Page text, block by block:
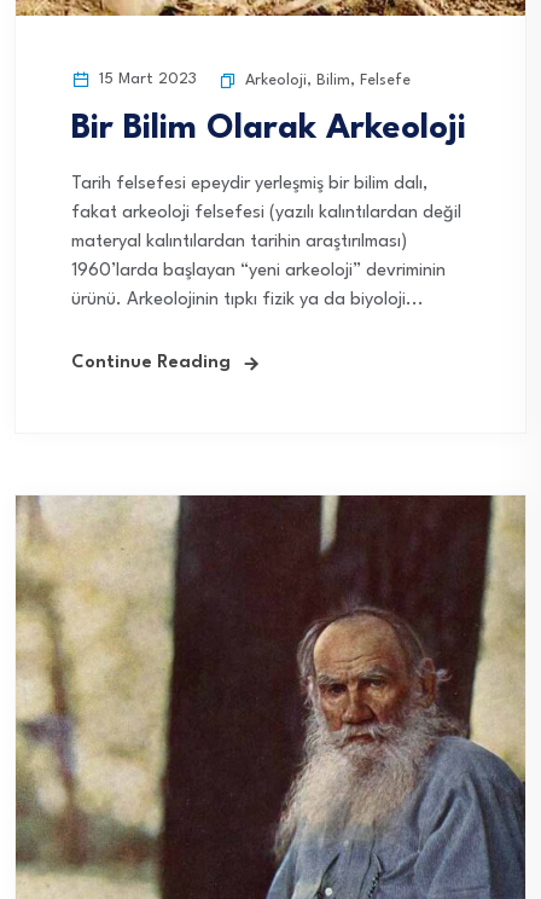
15 Mart 2023 Arkeoloji, Bilim, Felsefe
Bir Bilim Olarak Arkeoloji
Tarih felsefesi epeydir yerleşmiş bir bilim dalı,
fakat arkeoloji felsefesi (yazılı kalıntılardan değil
materyal kalıntılardan tarihin araştırılması)
1960’larda başlayan “yeni arkeoloji” devriminin
ürünü. Arkeolojinin tıpkı fizik ya da biyoloji...
Continue Reading